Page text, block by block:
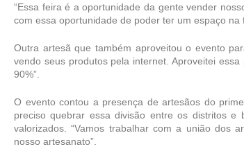
“Essa feira é a oportunidade da gente vender
com essa oportunidade de poder ter um espaço na
Outra artesã que também aproveitou o evento
vendo seus produtos pela internet. Aproveitei
90%”.
O evento contou a presença de artesãos do
preciso quebrar essa divisão entre os distritos e
valorizados. “Vamos trabalhar com a união dos
nosso artesanato”.